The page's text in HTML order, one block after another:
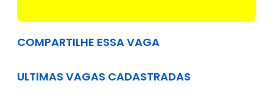
COMPARTILHE ESSA VAGA
ULTIMAS VAGAS CADASTRADAS